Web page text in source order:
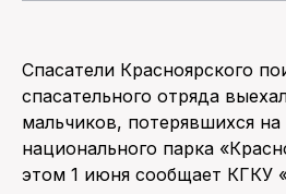
Спасатели Красноярского
спасательного отряда
мальчиков, потерявшихся
национального парка
этом 1 июня сообщает КГКУ